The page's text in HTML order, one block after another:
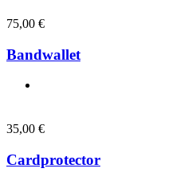
75,00 €
Bandwallet
35,00 €
Cardprotector